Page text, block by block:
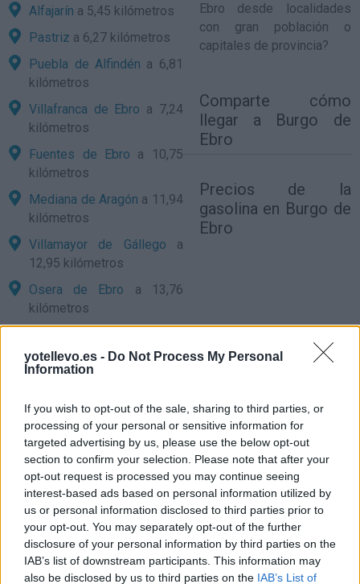
yotellevo.es - Do Not Process My Personal
Information
If you wish to opt-out of the sale, sharing to third parties, or
processing of your personal or sensitive information for
targeted advertising by us, please use the below opt-out
section to confirm your selection. Please note that after your
opt-out request is processed you may continue seeing
interest-based ads based on personal information utilized by
us or personal information disclosed to third parties prior to
your opt-out. You may separately opt-out of the further
disclosure of your personal information by third parties on the
IAB’s list of downstream participants. This information may
also be disclosed by us to third parties on the IAB’s List of
Alfajarín a 5,45 kilómetros
Pastriz a 6,27 kilómetros
Puebla de Alfindén a 6,81
kilómetros
Villafranca de Ebro a 7,24
kilómetros
Fuentes de Ebro a 10,75
kilómetros
Mediana de Aragón a 11,94
kilómetros
Villamayor de Gállego a
12,95 kilómetros
Osera de Ebro a 13,76
kilómetros
Ebro desde localidades
con gran población o
capitales de provincia?
Zaragozaa 14,89
Huescaa 68,75 kilómetros
Lleidaa 113,44 kilómetros
Teruela 140,03 kilómetros
Soria a 145,06 kilómetros
Pamplonaa 157,83
kilómetros
Logroñoa 172,85
kilómetros
Comparte cómo
llegar a Burgo de
Ebro
Precios de la
gasolina en Burgo de
Ebro